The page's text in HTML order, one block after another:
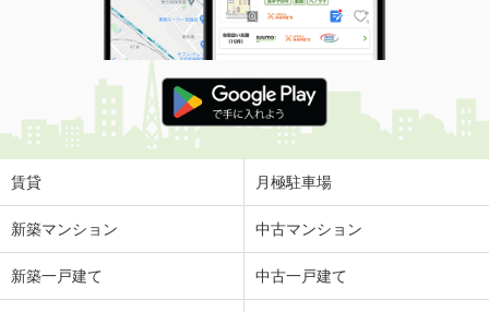
賃貸 月極駐車場
新築マンション 中古マンション
新築一戸建て 中古一戸建て